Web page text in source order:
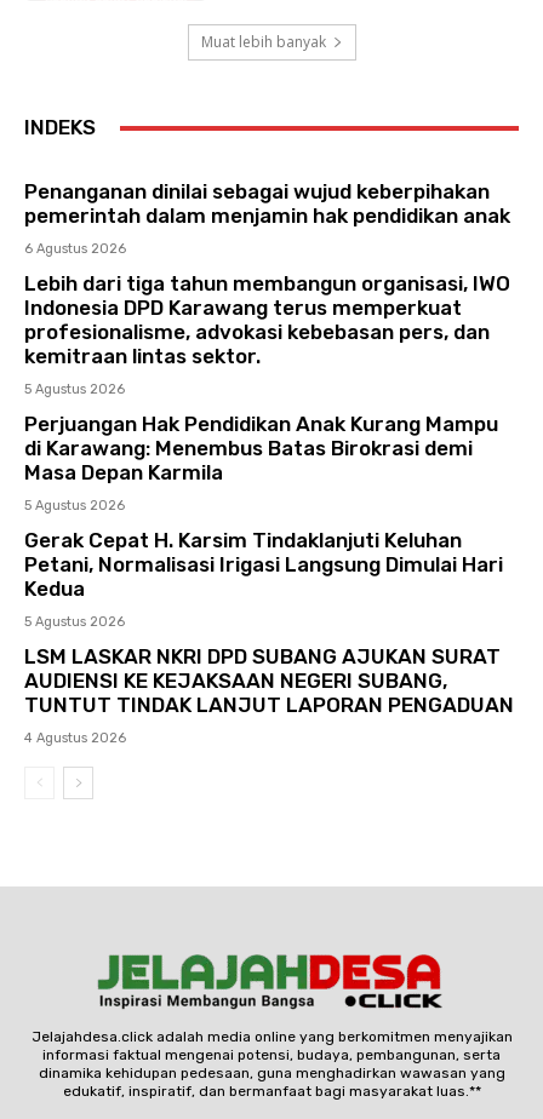
Muat lebih banyak
INDEKS
Penanganan dinilai sebagai wujud keberpihakan
pemerintah dalam menjamin hak pendidikan anak
6 Agustus 2026
Lebih dari tiga tahun membangun organisasi, IWO
Indonesia DPD Karawang terus memperkuat
profesionalisme, advokasi kebebasan pers, dan
kemitraan lintas sektor.
5 Agustus 2026
Perjuangan Hak Pendidikan Anak Kurang Mampu
di Karawang: Menembus Batas Birokrasi demi
Masa Depan Karmila
5 Agustus 2026
Gerak Cepat H. Karsim Tindaklanjuti Keluhan
Petani, Normalisasi Irigasi Langsung Dimulai Hari
Kedua
5 Agustus 2026
LSM LASKAR NKRI DPD SUBANG AJUKAN SURAT
AUDIENSI KE KEJAKSAAN NEGERI SUBANG,
TUNTUT TINDAK LANJUT LAPORAN PENGADUAN
4 Agustus 2026
Jelajahdesa.click adalah media online yang berkomitmen menyajikan
informasi faktual mengenai potensi, budaya, pembangunan, serta
dinamika kehidupan pedesaan, guna menghadirkan wawasan yang
edukatif, inspiratif, dan bermanfaat bagi masyarakat luas.**